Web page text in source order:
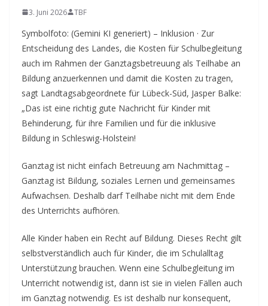
3. Juni 2026 TBF
Symbolfoto: (Gemini KI generiert) – Inklusion · Zur
Entscheidung des Landes, die Kosten für Schulbegleitung
auch im Rahmen der Ganztagsbetreuung als Teilhabe an
Bildung anzuerkennen und damit die Kosten zu tragen,
sagt Landtagsabgeordnete für Lübeck-Süd, Jasper Balke:
„Das ist eine richtig gute Nachricht für Kinder mit
Behinderung, für ihre Familien und für die inklusive
Bildung in Schleswig-Holstein!
Ganztag ist nicht einfach Betreuung am Nachmittag –
Ganztag ist Bildung, soziales Lernen und gemeinsames
Aufwachsen. Deshalb darf Teilhabe nicht mit dem Ende
des Unterrichts aufhören.
Alle Kinder haben ein Recht auf Bildung. Dieses Recht gilt
selbstverständlich auch für Kinder, die im Schulalltag
Unterstützung brauchen. Wenn eine Schulbegleitung im
Unterricht notwendig ist, dann ist sie in vielen Fällen auch
im Ganztag notwendig. Es ist deshalb nur konsequent,